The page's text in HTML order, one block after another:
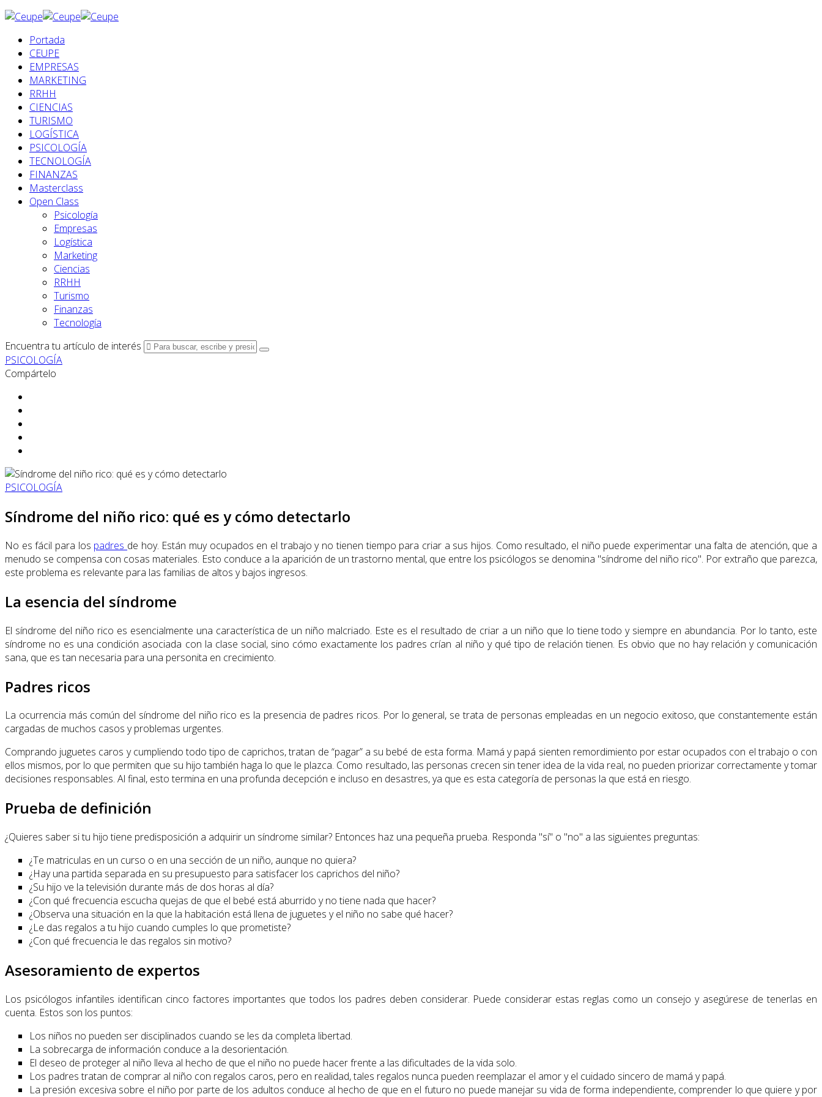
Portada
CEUPE
EMPRESAS
MARKETING
RRHH
CIENCIAS
TURISMO
LOGÍSTICA
PSICOLOGÍA
TECNOLOGÍA
FINANZAS
Masterclass
Open Class
Psicología
Empresas
Logística
Marketing
Ciencias
RRHH
Turismo
Finanzas
Tecnología
Encuentra tu artículo de interés
PSICOLOGÍA
Compártelo
PSICOLOGÍA
Síndrome del niño rico: qué es y cómo detectarlo
No es fácil para los padres de hoy. Están muy ocupados en el trabajo y no tienen tiempo para criar a sus hijos. Como resultado, el niño puede experimentar una falta de atención, que a
menudo se compensa con cosas materiales. Esto conduce a la aparición de un trastorno mental, que entre los psicólogos se denomina "síndrome del niño rico". Por extraño que parezca,
este problema es relevante para las familias de altos y bajos ingresos.
La esencia del síndrome
El síndrome del niño rico es esencialmente una característica de un niño malcriado. Este es el resultado de criar a un niño que lo tiene todo y siempre en abundancia. Por lo tanto, este
síndrome no es una condición asociada con la clase social, sino cómo exactamente los padres crían al niño y qué tipo de relación tienen. Es obvio que no hay relación y comunicación
sana, que es tan necesaria para una personita en crecimiento.
Padres ricos
La ocurrencia más común del síndrome del niño rico es la presencia de padres ricos. Por lo general, se trata de personas empleadas en un negocio exitoso, que constantemente están
cargadas de muchos casos y problemas urgentes.
Comprando juguetes caros y cumpliendo todo tipo de caprichos, tratan de “pagar” a su bebé de esta forma. Mamá y papá sienten remordimiento por estar ocupados con el trabajo o con
ellos mismos, por lo que permiten que su hijo también haga lo que le plazca. Como resultado, las personas crecen sin tener idea de la vida real, no pueden priorizar correctamente y tomar
decisiones responsables. Al final, esto termina en una profunda decepción e incluso en desastres, ya que es esta categoría de personas la que está en riesgo.
Prueba de definición
¿Quieres saber si tu hijo tiene predisposición a adquirir un síndrome similar? Entonces haz una pequeña prueba. Responda "sí" o "no" a las siguientes preguntas:
¿Te matriculas en un curso o en una sección de un niño, aunque no quiera?
¿Hay una partida separada en su presupuesto para satisfacer los caprichos del niño?
¿Su hijo ve la televisión durante más de dos horas al día?
¿Con qué frecuencia escucha quejas de que el bebé está aburrido y no tiene nada que hacer?
¿Observa una situación en la que la habitación está llena de juguetes y el niño no sabe qué hacer?
¿Le das regalos a tu hijo cuando cumples lo que prometiste?
¿Con qué frecuencia le das regalos sin motivo?
Asesoramiento de expertos
Los psicólogos infantiles identifican cinco factores importantes que todos los padres deben considerar. Puede considerar estas reglas como un consejo y asegúrese de tenerlas en
cuenta. Estos son los puntos:
Los niños no pueden ser disciplinados cuando se les da completa libertad.
La sobrecarga de información conduce a la desorientación.
El deseo de proteger al niño lleva al hecho de que el niño no puede hacer frente a las dificultades de la vida solo.
Los padres tratan de comprar al niño con regalos caros, pero en realidad, tales regalos nunca pueden reemplazar el amor y el cuidado sincero de mamá y papá.
La presión excesiva sobre el niño por parte de los adultos conduce al hecho de que en el futuro no puede manejar su vida de forma independiente, comprender lo que quiere y por